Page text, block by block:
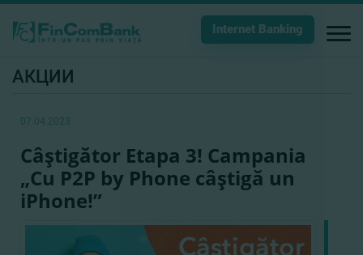
Internet Banking
АКЦИИ
07.04.2023
Câştigător Etapa 3! Campania
„Cu P2P by Phone câştigă un
iPhone!”